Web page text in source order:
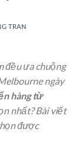
TRAN
đều ưa chuộng
ngày
hàng từ
nhất? Bài viết
được